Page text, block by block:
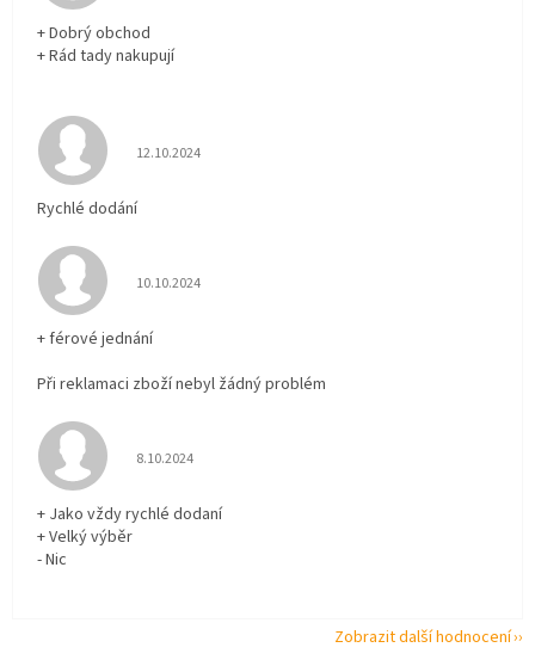
+ Dobrý obchod
+ Rád tady nakupují
Hodnocení obchodu je 5 z 5 hvězdiček.
12.10.2024
Rychlé dodání
Hodnocení obchodu je 5 z 5 hvězdiček.
10.10.2024
+ férové jednání
Při reklamaci zboží nebyl žádný problém
Hodnocení obchodu je 5 z 5 hvězdiček.
8.10.2024
+ Jako vždy rychlé dodaní
+ Velký výběr
- Nic
Zobrazit další hodnocení